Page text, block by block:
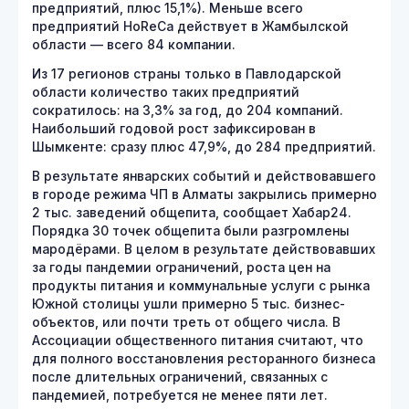
предприятий, плюс 15,1%). Меньше всего
предприятий HoReCa действует в Жамбылской
области — всего 84 компании.
Из 17 регионов страны только в Павлодарской
области количество таких предприятий
сократилось: на 3,3% за год, до 204 компаний.
Наибольший годовой рост зафиксирован в
Шымкенте: сразу плюс 47,9%, до 284 предприятий.
В результате январских событий и действовавшего
в городе режима ЧП в Алматы закрылись примерно
2 тыс. заведений общепита, сообщает Хабар24.
Порядка 30 точек общепита были разгромлены
мародёрами. В целом в результате действовавших
за годы пандемии ограничений, роста цен на
продукты питания и коммунальные услуги с рынка
Южной столицы ушли примерно 5 тыс. бизнес-
объектов, или почти треть от общего числа. В
Ассоциации общественного питания считают, что
для полного восстановления ресторанного бизнеса
после длительных ограничений, связанных с
пандемией, потребуется не менее пяти лет.